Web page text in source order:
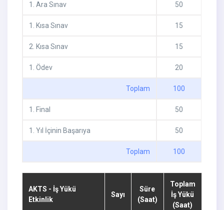
1 . Ara Sınav 50
1 . Kısa Sınav 15
2. Kısa Sınav 15
1 . Ödev 20
Toplam 100
1 . Final 50
1 . Yıl İçinin Başarıya 50
Toplam 100
AKTS - İş Yükü
Etkinlik
Sayı
Süre
(Saat)
Toplam
İş Yükü
(Saat)